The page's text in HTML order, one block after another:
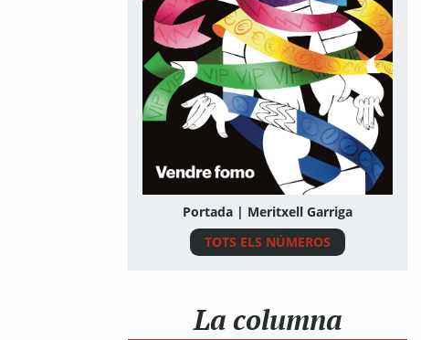
Portada | Meritxell Garriga
TOTS ELS NÚMEROS
La columna